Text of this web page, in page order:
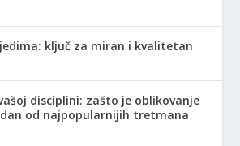
ključ za miran i kvalitetan
disciplini: zašto je oblikovanje
od najpopularnijih tretmana